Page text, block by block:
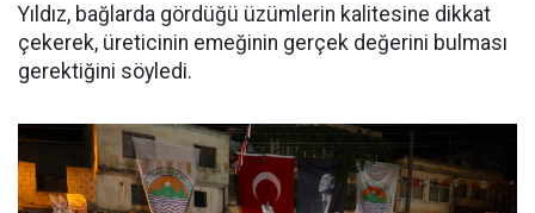
Yıldız, bağlarda gördüğü üzümlerin kalitesine dikkat
çekerek, üreticinin emeğinin gerçek değerini bulması
gerektiğini söyledi.